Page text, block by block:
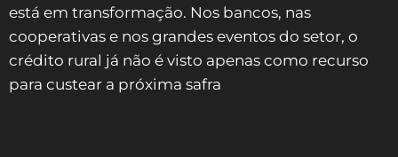
está em transformação. Nos bancos, nas
cooperativas e nos grandes eventos do setor, o
crédito rural já não é visto apenas como recurso
para custear a próxima safra